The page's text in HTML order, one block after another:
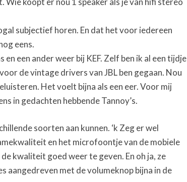
subjectief horen. En dat het voor iedereen
eens.
een ander weer bij KEF. Zelf ben ik al een tijdje
de vintage drivers van JBL ben gegaan. Nou
Het voelt bijna als een eer. Voor mij
in gedachten hebbende Tannoy’s.
soorten aan kunnen. ‘k Zeg er wel
en het microfoontje van de mobiele
kwaliteit goed weer te geven. En oh ja, ze
aangedreven met de volumeknop bijna in de